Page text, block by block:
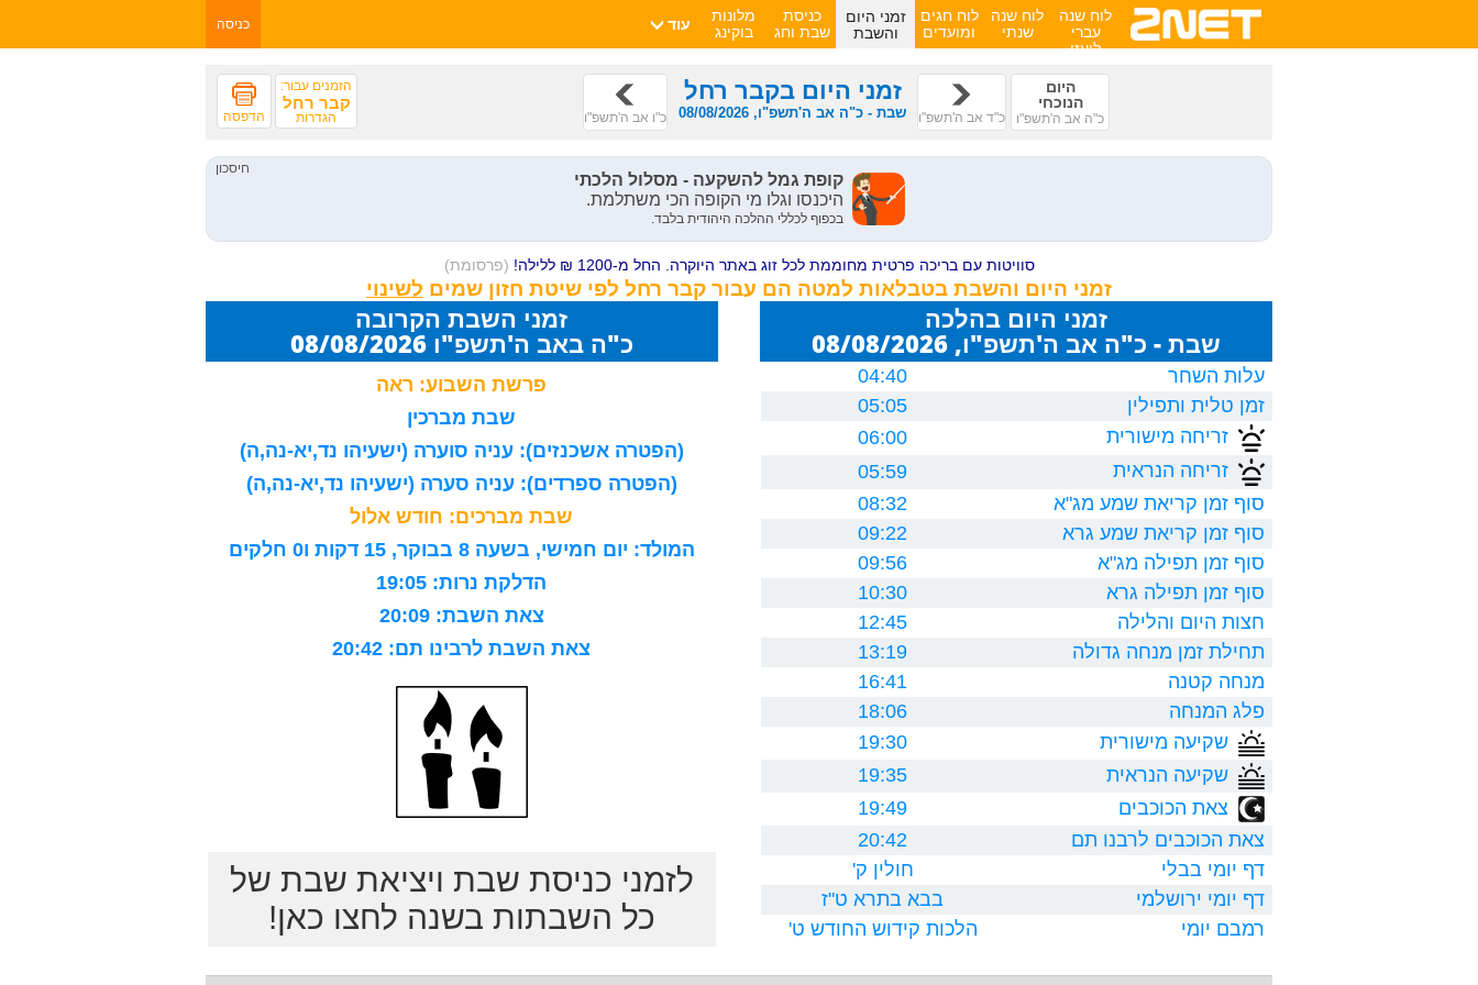
לוח שנה
עברי
לועזי
לוח שנה
שנתי
לוח חגים
ומועדים
זמני היום
והשבת
כניסת
שבת וחג
מלונות
בוקינג
עוד כניסה
הזמנים עבור:
קבר רחל
הגדרות הדפסה
היום
הנוכחי
כ"ה אב ה'תשפ"ו כ"ד אב ה'תשפ"ו
זמני היום בקבר רחל
שבת - כ"ה אב ה'תשפ"ו, 08/08/2026 כ"ו אב ה'תשפ"ו
סוויטות עם בריכה פרטית מחוממת לכל זוג באתר היוקרה. החל מ-1200 ₪ ללילה! (פרסומת)
זמני היום והשבת בטבלאות למטה הם עבור קבר רחל לפי שיטת חזון שמים
זמני היום בהלכה
שבת - כ"ה אב ה'תשפ"ו, 08/08/2026
עלות השחר
04:40
זמן טלית ותפילין
05:05
זריחה מישורית
06:00
זריחה הנראית
05:59
סוף זמן קריאת שמע מג"א
08:32
סוף זמן קריאת שמע גרא
09:22
סוף זמן תפילה מג"א
09:56
סוף זמן תפילה גרא
10:30
חצות היום והלילה
12:45
תחילת זמן מנחה גדולה
13:19
מנחה קטנה
16:41
פלג המנחה
18:06
שקיעה מישורית
19:30
שקיעה הנראית
19:35
צאת הכוכבים
19:49
צאת הכוכבים לרבנו תם
20:42
דף יומי בבלי
חולין ק'
דף יומי ירושלמי
בבא בתרא ט"ז
רמבם יומי
הלכות קידוש החודש ט'
זמני השבת הקרובה
כ"ה באב ה'תשפ"ו 08/08/2026
פרשת השבוע: ראה
שבת מברכין
(הפטרה אשכנזים): עניה סוערה (ישעיהו נד,יא-נה,ה)
(הפטרה ספרדים): עניה סערה (ישעיהו נד,יא-נה,ה)
שבת מברכים: חודש אלול
המולד: יום חמישי, בשעה 8 בבוקר, 15 דקות ו0 חלקים
הדלקת נרות: 19:05
צאת השבת: 20:09
צאת השבת לרבינו תם: 20:42
לזמני כניסת שבת ויציאת שבת של
כל השבתות בשנה לחצו כאן!